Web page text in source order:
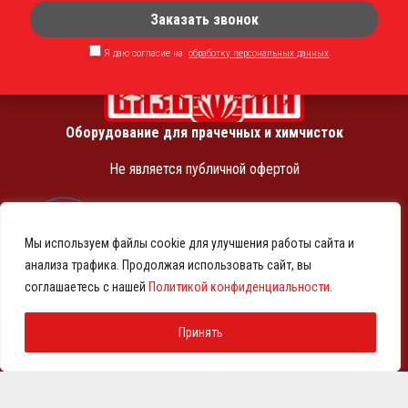
Мы используем файлы cookie для улучшения работы сайта и
анализа трафика. Продолжая использовать сайт, вы
соглашаетесь с нашей Политикой конфиденциальности
Принять
Заказать звонок
Я даю согласие на обработку персональных данных
Оборудование для прачечных и химчисток
Не является публичной офертой
КПП 781001001
ОГРН 1257800001458
© 2021-2026 Представительство АО «ВМЗ» в Санкт-
Политика конфиденциальности